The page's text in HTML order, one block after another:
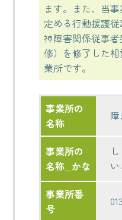
ます。また、当
定める行動援護
神障害関係従事
修）を修了した
業所です。
事業所の
名称
事業所の
名称_かな
い
事業所番
号